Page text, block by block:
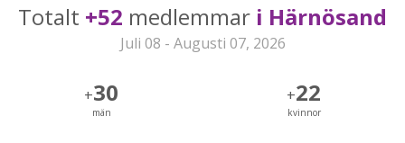
Totalt +52 medlemmar i Härnösand
Juli 08 - Augusti 07, 2026
+30
män
+22
kvinnor